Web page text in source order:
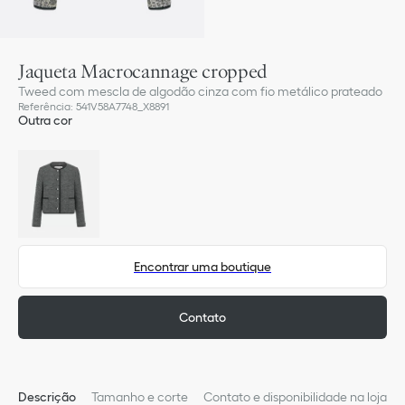
Jaqueta Macrocannage cropped
Tweed com mescla de algodão cinza com fio metálico prateado
Referência: 541V58A7748_X8891
Outra cor
Encontrar uma boutique
Contato
Descrição Tamanho e corte Contato e disponibilidade na loja